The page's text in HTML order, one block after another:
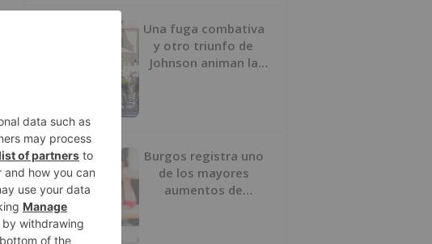
Una fuga combativa
y otro triunfo de
Johnson animan la
5
Burgos registra uno
de los mayores
aumentos de